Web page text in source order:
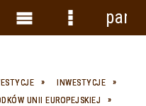
INWESTYCJE
UNII EUROPEJSKIEJ
Menu Menu
panel